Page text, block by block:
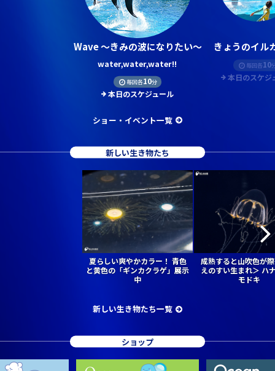
Wave ～きみの波になりたい～
water,water,water!!
毎回各10分
本日のスケジュール
きょうのイル
毎回各10
本日のスケジ
ショー・イベント一覧
新しい生き物たち
夏らしい爽やかカラー！ 青色
と黄色の「ギンカクラゲ」展示
中
成熟すると山吹色が
えのすい生まれ＞ ハ
モドキ
新しい生き物たち一覧
ショップ